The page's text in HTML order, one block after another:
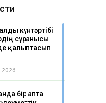
күнтәртібі
сұранысы
қалыптасып
2026
бір апта